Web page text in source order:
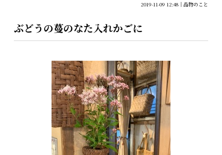
2019-11-09 12:48 品物のこと
ぶどうの蔓のなた入れかごに